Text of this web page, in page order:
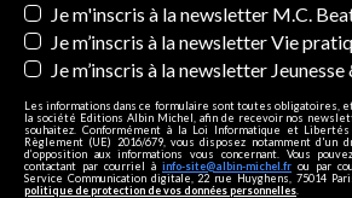
Je m'inscris à la newsletter M.C.
Je m’inscris à la newsletter Vie
Je m’inscris à la newsletter Jeunesse
Les informations dans ce formulaire sont toutes obligatoires,
la société Editions Albin Michel, afin de recevoir nos
souhaitez. Conformément à la Loi Informatique et
Règlement (UE) 2016/679, vous disposez notamment d'un
d’opposition aux informations vous concernant. Vous
contactant par courriel à info-site@albin-michel.fr ou par
Service Communication digitale, 22 rue Huyghens, 75014
politique de protection de vos données personnelles